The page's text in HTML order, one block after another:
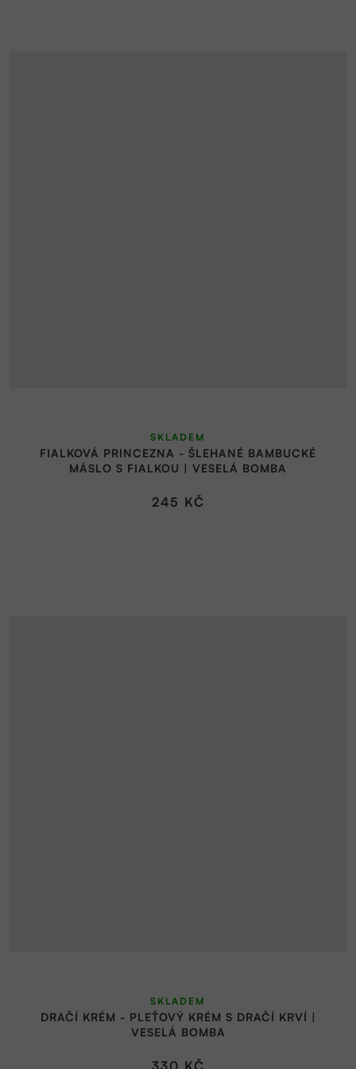
FIALKOVÁ PRINCEZNA - ŠLEHANÉ BAMBUCKÉ
MÁSLO S FIALKOU | VESELÁ BOMBA
hodnocení
produktu
4,0
SKLADEM
245 KČ
DRAČÍ KRÉM - PLEŤOVÝ KRÉM S DRAČÍ KRVÍ |
VESELÁ BOMBA
hodnocení
produktu
5,0
SKLADEM
330 KČ